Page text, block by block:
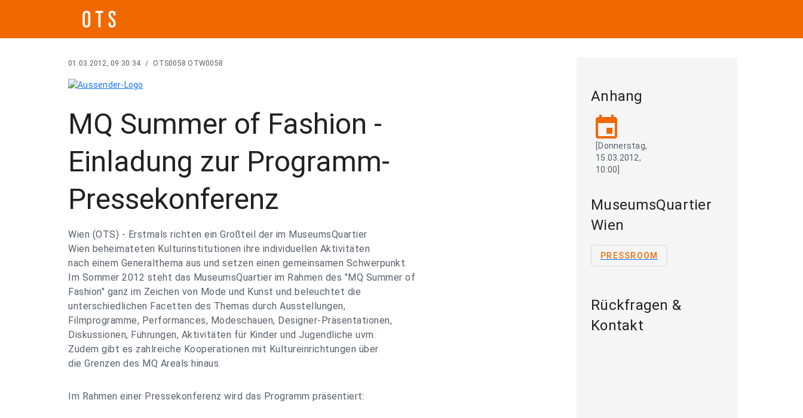
01.03.2012, 09:30:34 / OTS0058 OTW0058
MQ Summer of Fashion -
Einladung zur Programm-
Pressekonferenz
Wien (OTS) - Erstmals richten ein Großteil der im MuseumsQuartier
Wien beheimateten Kulturinstitutionen ihre individuellen Aktivitäten
nach einem Generalthema aus und setzen einen gemeinsamen Schwerpunkt.
Im Sommer 2012 steht das MuseumsQuartier im Rahmen des "MQ Summer of
Fashion" ganz im Zeichen von Mode und Kunst und beleuchtet die
unterschiedlichen Facetten des Themas durch Ausstellungen,
Filmprogramme, Performances, Modeschauen, Designer-Präsentationen,
Diskussionen, Führungen, Aktivitäten für Kinder und Jugendliche uvm.
Zudem gibt es zahlreiche Kooperationen mit Kultureinrichtungen über
die Grenzen des MQ Areals hinaus.
Im Rahmen einer Pressekonferenz wird das Programm präsentiert:
Anhang
event
[Donnerstag,
15.03.2012,
10:00]
MuseumsQuartier
Wien
PRESSROOM
Rückfragen &
Kontakt